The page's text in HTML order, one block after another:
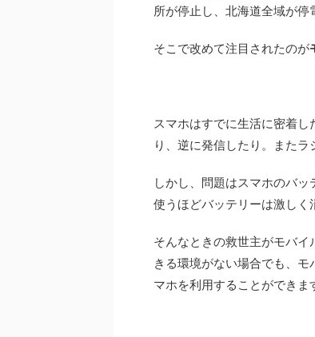
所が停止し、北海道全域が停
そこで改めて注目されたのが
スマホはすでに生活に密着
り、逆に発信したり。またラ
しかし、問題はスマホのバ
使うほどバッテリーは激しく
そんなときの救世主がモバ
きる環境がない場合でも、
マホを利用することができま